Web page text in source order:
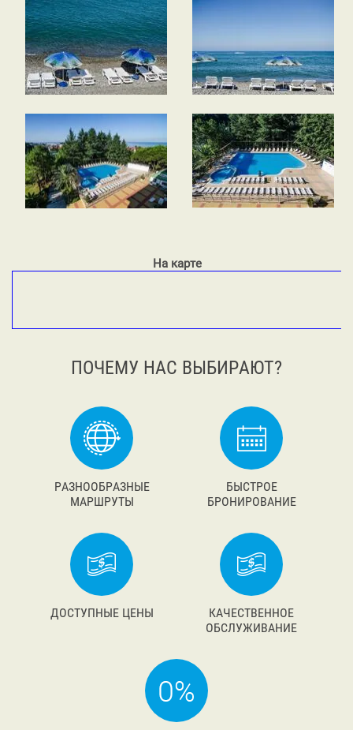
На карте
ПОЧЕМУ НАС ВЫБИРАЮТ?
РАЗНООБРАЗНЫЕ
МАРШРУТЫ
БЫСТРОЕ
БРОНИРОВАНИЕ
ДОСТУПНЫЕ ЦЕНЫ
КАЧЕСТВЕННОЕ
ОБСЛУЖИВАНИЕ